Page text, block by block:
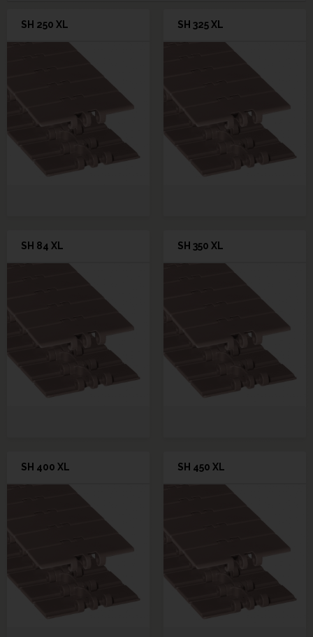
SH 250 XL SH 325 XL
SH 84 XL SH 350 XL
SH 400 XL SH 450 XL